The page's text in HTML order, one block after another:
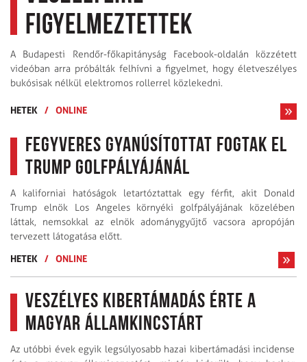
figyelmeztettek
A Budapesti Rendőr-főkapitányság Facebook-oldalán közzétett
videóban arra próbálták felhívni a figyelmet, hogy életveszélyes
bukósisak nélkül elektromos rollerrel közlekedni.
HETEK / ONLINE
Fegyveres gyanúsítottat fogtak el
Trump golfpályájánál
A kaliforniai hatóságok letartóztattak egy férfit, akit Donald
Trump elnök Los Angeles környéki golfpályájának közelében
láttak, nemsokkal az elnök adománygyűjtő vacsora apropóján
tervezett látogatása előtt.
HETEK
/ ONLINE
Veszélyes kibertámadás érte a
Magyar Államkincstárt
Az utóbbi évek egyik legsúlyosabb hazai kibertámadási incidense